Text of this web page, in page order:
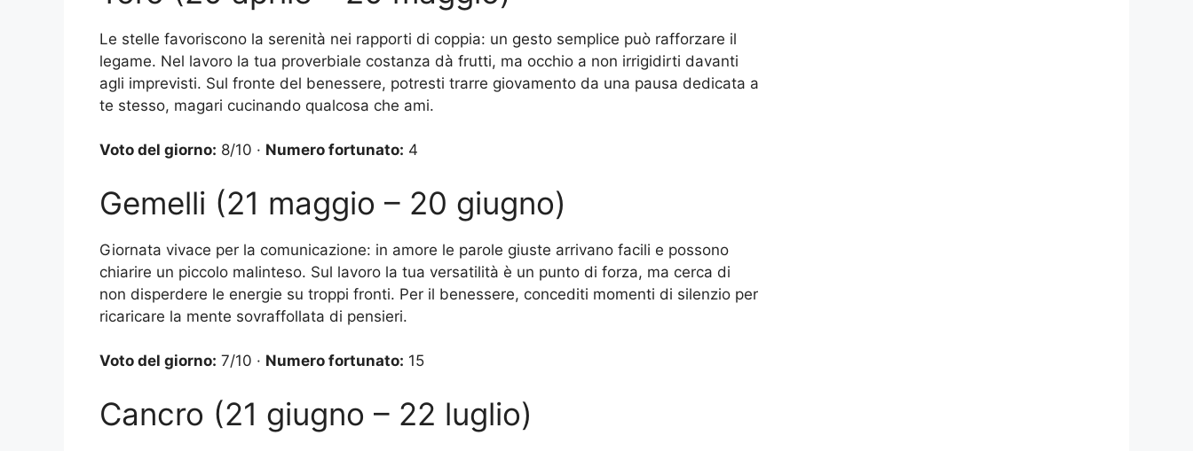
Le stelle favoriscono la serenità nei rapporti di coppia: un gesto semplice può rafforzare il
legame. Nel lavoro la tua proverbiale costanza dà frutti, ma occhio a non irrigidirti davanti
agli imprevisti. Sul fronte del benessere, potresti trarre giovamento da una pausa dedicata a
te stesso, magari cucinando qualcosa che ami.
Voto del giorno: 8/10 · Numero fortunato: 4
Gemelli (21 maggio – 20 giugno)
Giornata vivace per la comunicazione: in amore le parole giuste arrivano facili e possono
chiarire un piccolo malinteso. Sul lavoro la tua versatilità è un punto di forza, ma cerca di
non disperdere le energie su troppi fronti. Per il benessere, concediti momenti di silenzio per
ricaricare la mente sovraffollata di pensieri.
Voto del giorno: 7/10 · Numero fortunato: 15
Cancro (21 giugno – 22 luglio)